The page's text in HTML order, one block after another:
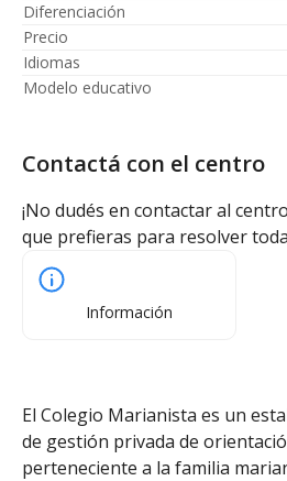
Diferenciación
Precio
Idiomas
Modelo educativo
Contactá con el centro
¡No dudés en contactar al
que prefieras para resolver
Información
El Colegio Marianista es un
de gestión privada de
perteneciente a la familia